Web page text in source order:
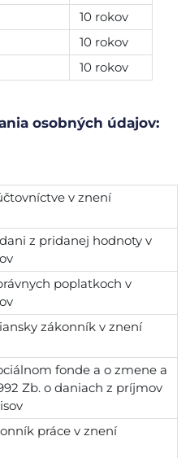
10 rokov
10 rokov
10 rokov
osobných údajov:
v znení
z pridanej hodnoty v
poplatkoch v
zákonník v znení
fonde a o zmene a
Zb. o daniach z príjmov
práce v znení